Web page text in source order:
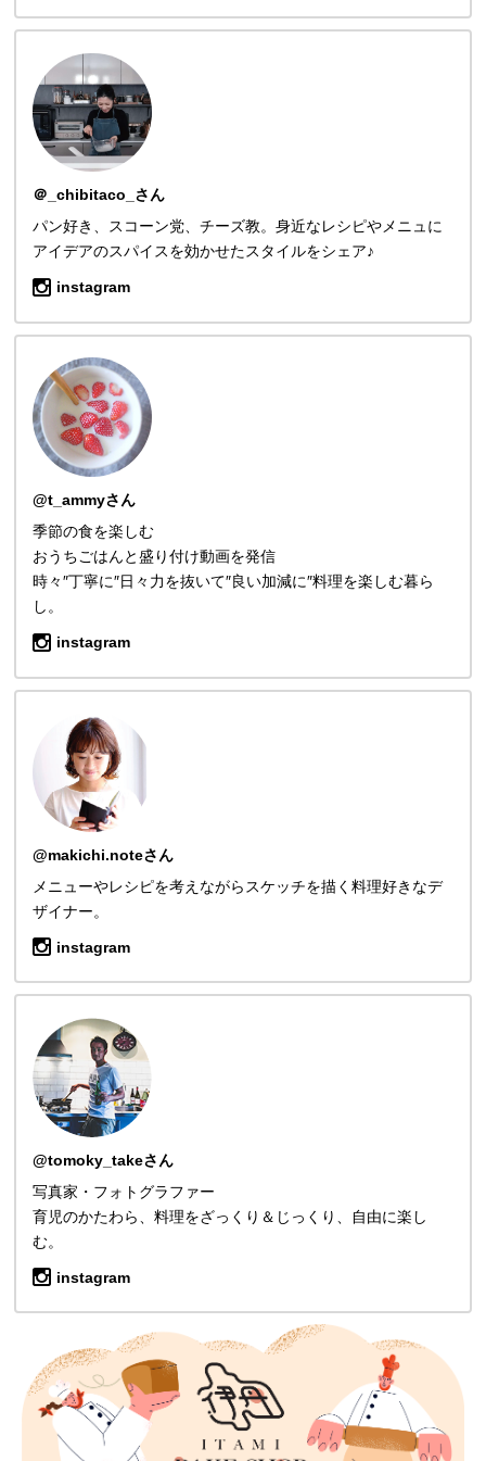
＠_chibitaco_さん
パン好き、スコーン党、チーズ教。身近なレシピやメニュに
アイデアのスパイスを効かせたスタイルをシェア♪
instagram
@t_ammyさん
季節の食を楽しむ
おうちごはんと盛り付け動画を発信
時々″丁寧に″日々力を抜いて″良い加減に″料理を楽しむ暮ら
し。
instagram
@makichi.noteさん
メニューやレシピを考えながらスケッチを描く料理好きなデ
ザイナー。
instagram
@tomoky_takeさん
写真家・フォトグラファー
育児のかたわら、料理をざっくり＆じっくり、自由に楽し
む。
instagram